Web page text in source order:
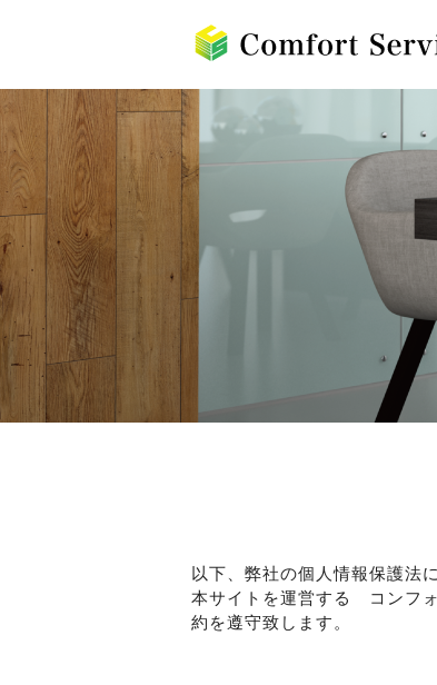
以下、弊社の個人情報保護法
本サイトを運営する コンフ
約を遵守致します。